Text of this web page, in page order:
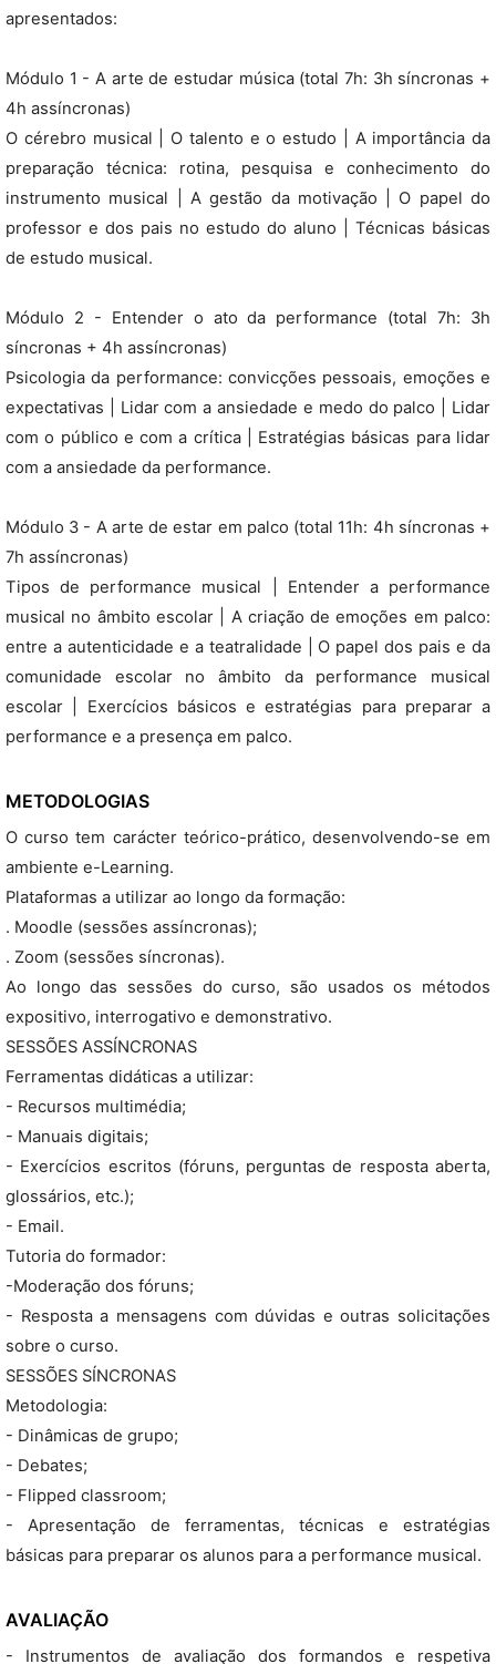
apresentados:
Módulo 1 - A arte de estudar música (total 7h: 3h síncronas +
4h assíncronas)
O cérebro musical | O talento e o estudo | A importância da
preparação técnica: rotina, pesquisa e conhecimento do
instrumento musical | A gestão da motivação | O papel do
professor e dos pais no estudo do aluno | Técnicas básicas
de estudo musical.
Módulo 2 - Entender o ato da performance (total 7h: 3h
síncronas + 4h assíncronas)
Psicologia da performance: convicções pessoais, emoções e
expectativas | Lidar com a ansiedade e medo do palco | Lidar
com o público e com a crítica | Estratégias básicas para lidar
com a ansiedade da performance.
Módulo 3 - A arte de estar em palco (total 11h: 4h síncronas +
7h assíncronas)
Tipos de performance musical | Entender a performance
musical no âmbito escolar | A criação de emoções em palco:
entre a autenticidade e a teatralidade | O papel dos pais e da
comunidade escolar no âmbito da performance musical
escolar | Exercícios básicos e estratégias para preparar a
performance e a presença em palco.
METODOLOGIAS
O curso tem carácter teórico-prático, desenvolvendo-se em
ambiente e-Learning.
Plataformas a utilizar ao longo da formação:
. Moodle (sessões assíncronas);
. Zoom (sessões síncronas).
Ao longo das sessões do curso, são usados os métodos
expositivo, interrogativo e demonstrativo.
SESSÕES ASSÍNCRONAS
Ferramentas didáticas a utilizar:
- Recursos multimédia;
- Manuais digitais;
- Exercícios escritos (fóruns, perguntas de resposta aberta,
glossários, etc.);
- Email.
Tutoria do formador:
-Moderação dos fóruns;
- Resposta a mensagens com dúvidas e outras solicitações
sobre o curso.
SESSÕES SÍNCRONAS
Metodologia:
- Dinâmicas de grupo;
- Debates;
- Flipped classroom;
- Apresentação de ferramentas, técnicas e estratégias
básicas para preparar os alunos para a performance musical.
AVALIAÇÃO
- Instrumentos de avaliação dos formandos e respetiva